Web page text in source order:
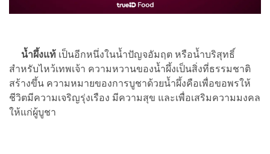
น้ำผึ้งแท้ เป็นอีกหนึ่งในน้ำปัญจอัมฤต หรือน้ำบริสุทธิ์
สำหรับไหว้เทพเจ้า ความหวานของน้ำผึ้งเป็นสิ่งที่ธรรมชาติ
สร้างขึ้น ความหมายของการบูชาด้วยน้ำผึ้งคือเพื่อขอพรให้
ชีวิตมีความเจริญรุ่งเรือง มีความสุข และเพื่อเสริมความมงคล
ให้แก่ผู้บูชา